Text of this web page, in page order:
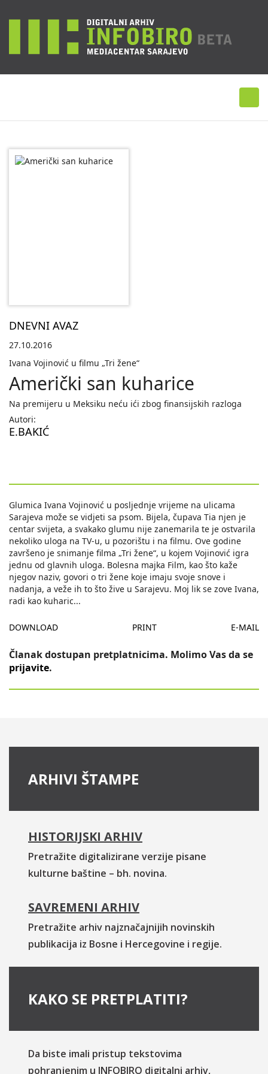
DNEVNI AVAZ
27.10.2016
Ivana Vojinović u filmu „Tri žene“
Američki san kuharice
Na premijeru u Meksiku neću ići zbog finansijskih razloga
Autori:
E.BAKIĆ
Glumica Ivana Vojinović u posljednje vrijeme na ulicama
Sarajeva može se vidjeti sa psom. Bijela, čupava Tia njen je
centar svijeta, a svakako glumu nije zanemarila te je ostvarila
nekoliko uloga na TV-u, u pozorištu i na filmu. Ove godine
završeno je snimanje filma „Tri žene“, u kojem Vojinović igra
jednu od glavnih uloga. Bolesna majka Film, kao što kaže
njegov naziv, govori o tri žene koje imaju svoje snove i
nadanja, a veže ih to što žive u Sarajevu. Moj lik se zove Ivana,
radi kao kuharic...
DOWNLOAD PRINT E-MAIL
Članak dostupan pretplatnicima. Molimo Vas da se
prijavite.
ARHIVI ŠTAMPE
HISTORIJSKI ARHIV
Pretražite digitalizirane verzije pisane
kulturne baštine – bh. novina.
SAVREMENI ARHIV
Pretražite arhiv najznačajnijih novinskih
publikacija iz Bosne i Hercegovine i regije.
KAKO SE PRETPLATITI?
Da biste imali pristup tekstovima
pohranjenim u INFOBIRO digitalni arhiv,